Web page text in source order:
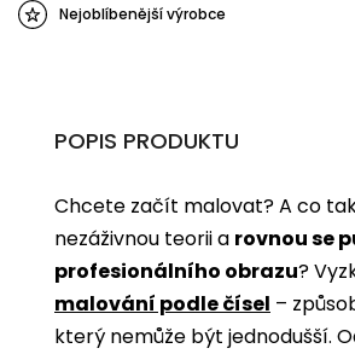
Nejoblíbenější výrobce
POPIS PRODUKTU
Chcete začít malovat? A co
nezáživnou teorii a rovnou se
profesionálního obrazu?
malování podle čísel ­­–
který nemůže být jednodušší.